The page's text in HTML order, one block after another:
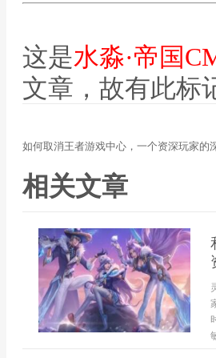
这是水淼·帝国
文章，故有此标
如何取消王者游戏中心，一个资深玩家的
相关文章